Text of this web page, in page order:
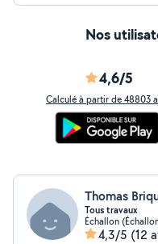
Nos
4,6/5
Calculé à partir de 48803
Thomas
Tous travaux
Échallon
4,3/5 (12